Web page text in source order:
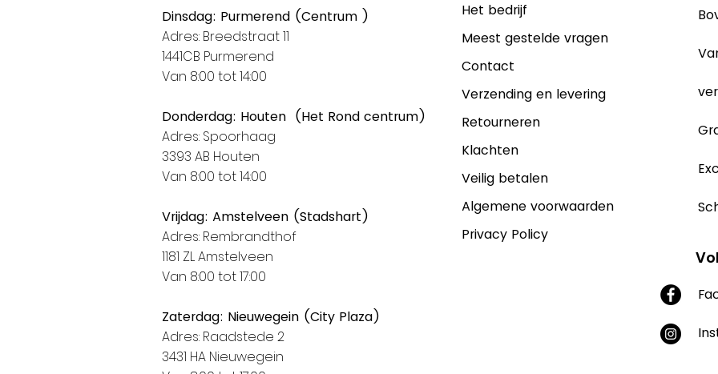
Dinsdag: Purmerend (Centrum )
Adres: Breedstraat 11
1441CB Purmerend
Van 8:00 tot 14:00
Donderdag: Houten (Het Rond centrum)
Adres: Spoorhaag
3393 AB Houten
Van 8:00 tot 14:00
Vrijdag: Amstelveen (Stadshart)
Adres: Rembrandthof
1181 ZL Amstelveen
Van 8:00 tot 17:00
Zaterdag: Nieuwegein (City Plaza)
Adres: Raadstede 2
3431 HA Nieuwegein
Het bedrijf
Meest gestelde vragen
Contact
Verzending en levering
Retourneren
Klachten
Veilig betalen
Algemene voorwaarden
Privacy Policy